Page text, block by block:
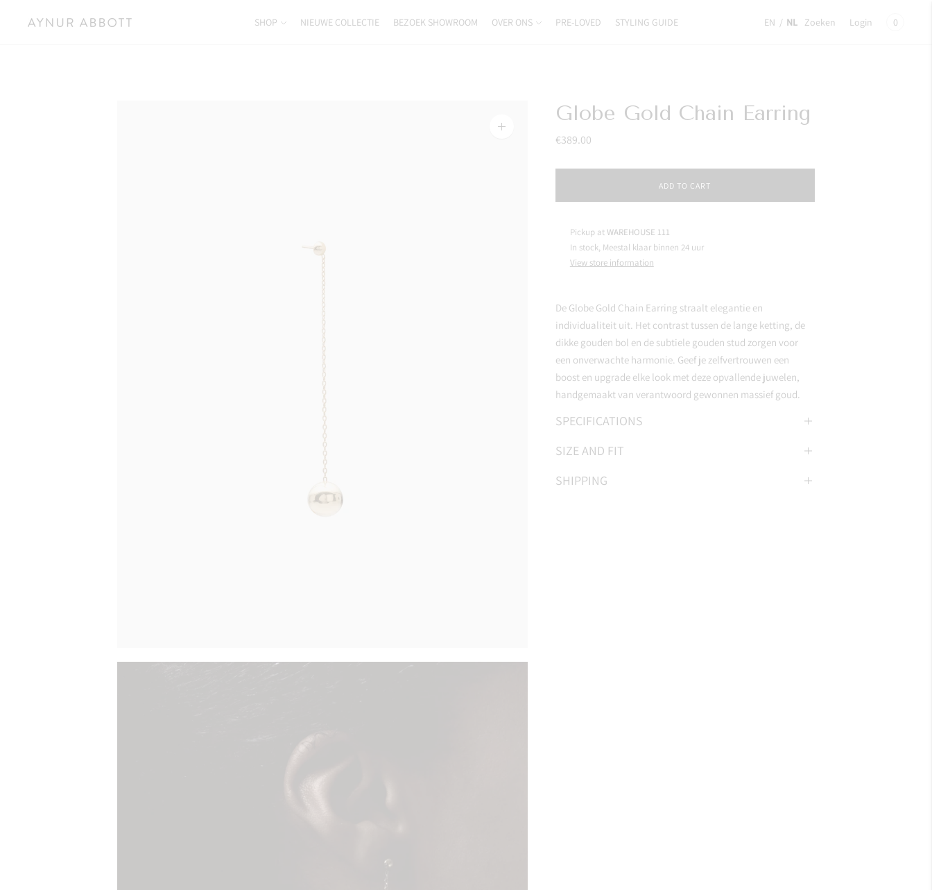
SHOP NIEUWE COLLECTIE BEZOEK SHOWROOM OVER ONS PRE-LOVED STYLING GUIDE EN / NL Zoeken Login 0
Zoom
Globe Gold Chain Earring
€389.00
ADD TO CART
Pickup atWAREHOUSE 111
In stock, Meestal klaar binnen 24 uur
View store information
De Globe Gold Chain Earring straalt elegantie en
individualiteit uit. Het contrast tussen de lange ketting, de
dikke gouden bol en de subtiele gouden stud zorgen voor
een onverwachte harmonie. Geef je zelfvertrouwen een
boost en upgrade elke look met deze opvallende juwelen,
handgemaakt van verantwoord gewonnen massief goud.
SPECIFICATIONS
SIZE AND FIT
SHIPPING